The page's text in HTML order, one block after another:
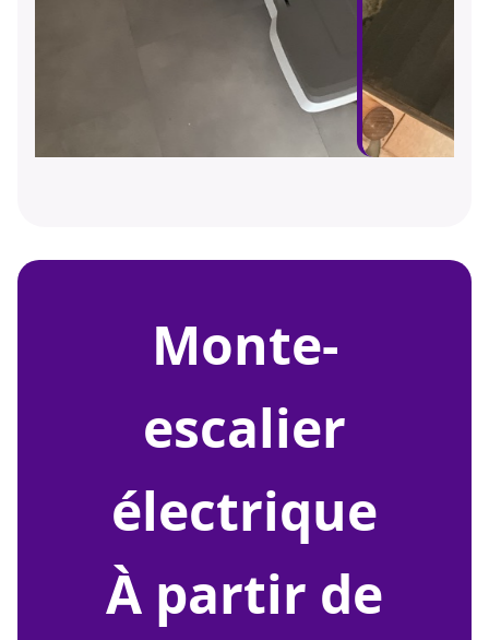
monte-
escalier
électrique
À partir de